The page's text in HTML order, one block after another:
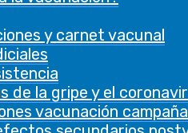
y carnet vacunal
de la gripe y el
vacunación
cookies para